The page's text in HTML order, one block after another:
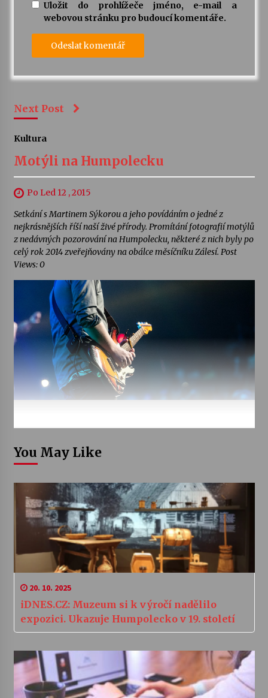
Uložit do prohlížeče jméno, e-mail a
webovou stránku pro budoucí komentáře.
Next Post
Kultura
Motýli na Humpolecku
Po Led 12 , 2015
Setkání s Martinem Sýkorou a jeho povídáním o jedné z
nejkrásnějších říší naší živé přírody. Promítání fotografií motýlů
z nedávných pozorování na Humpolecku, některé z nich byly po
celý rok 2014 zveřejňovány na obálce měsíčníku Zálesí. Post
Views: 0
You May Like
20. 10. 2025
iDNES.CZ: Muzeum si k výročí nadělilo
expozici. Ukazuje Humpolecko v 19. století